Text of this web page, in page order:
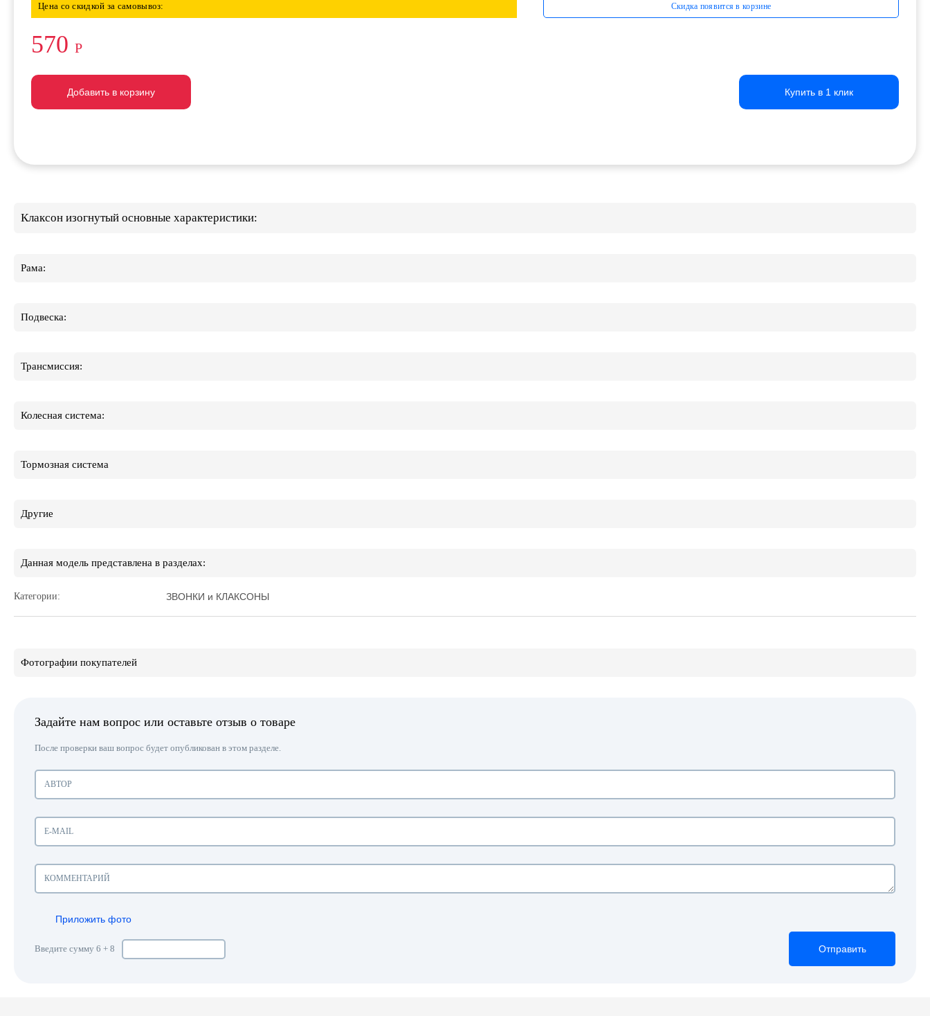
Цена со скидкой за самовывоз: Скидка появится в корзине
570 Р
Добавить в корзину
Добавить в корзину
Добавить в корзину Купить в 1 клик
Купить в 1 клик
Купить в 1 клик
Клаксон изогнутый основные характеристики:
Рама:
Подвеска:
Трансмиссия:
Колесная система:
Тормозная система
Другие
Данная модель представлена в разделах:
Категории: ЗВОНКИ и КЛАКСОНЫ
Фотографии покупателей
Задайте нам вопрос или оставьте отзыв о товаре
После проверки ваш вопрос будет опубликован в этом разделе.
Приложить фото
Введите сумму 6 + 8 Отправить
Отправить
Отправить